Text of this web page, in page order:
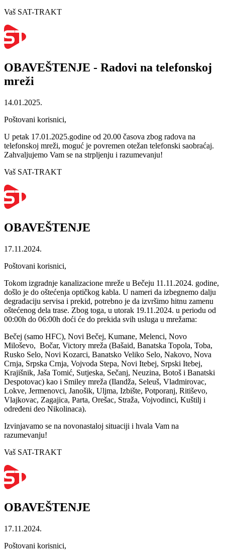
Vaš SAT-TRAKT
OBAVEŠTENJE - Radovi na telefonskoj
mreži
14.01.2025.
Poštovani korisnici,
U petak 17.01.2025.godine od 20.00 časova zbog radova na
telefonskoj mreži, moguć je povremen otežan telefonski saobraćaj.
Zahvaljujemo Vam se na strpljenju i razumevanju!
Vaš SAT-TRAKT
OBAVEŠTENJE
17.11.2024.
Poštovani korisnici,
Tokom izgradnje kanalizacione mreže u Bečeju 11.11.2024. godine,
došlo je do oštećenja optičkog kabla. U nameri da izbegnemo dalju
degradaciju servisa i prekid, potrebno je da izvršimo hitnu zamenu
oštećenog dela trase. Zbog toga, u utorak 19.11.2024. u periodu od
00:00h do 06:00h doći će do prekida svih usluga u mrežama:
Bečej (samo HFC), Novi Bečej, Kumane, Melenci, Novo
Miloševo, Bočar, Victory mreža (Bašaid, Banatska Topola, Toba,
Rusko Selo, Novi Kozarci, Banatsko Veliko Selo, Nakovo, Nova
Crnja, Srpska Crnja, Vojvoda Stepa, Novi Itebej, Srpski Itebej,
Krajišnik, Jaša Tomić, Sutjeska, Sečanj, Neuzina, Botoš i Banatski
Despotovac) kao i Smiley mreža (Ilandža, Seleuš, Vladmirovac,
Lokve, Jermenovci, Janošik, Uljma, Izbište, Potporanj, Ritiševo,
Vlajkovac, Zagajica, Parta, Orešac, Straža, Vojvodinci, Kuštilj i
određeni deo Nikolinaca).
Izvinjavamo se na novonastaloj situaciji i hvala Vam na
razumevanju!
Vaš SAT-TRAKT
OBAVEŠTENJE
17.11.2024.
Poštovani korisnici,